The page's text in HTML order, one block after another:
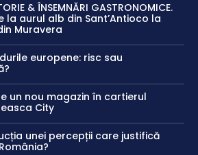
& ÎNSEMNĂRI GASTRONOMICE.
la aurul alb din Sant’Antioco la
Muravera
europene: risc sau
un nou magazin în cartierul
City
unei percepții care justifică